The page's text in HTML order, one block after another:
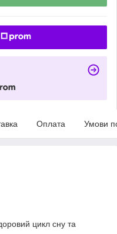
Оплата Умови
цикл сну та